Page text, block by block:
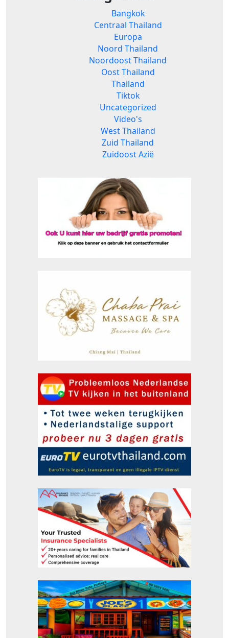
Bangkok
Centraal Thailand
Europa
Noord Thailand
Noordoost Thailand
Oost Thailand
Thailand
Tiktok
Uncategorized
Video's
West Thailand
Zuid Thailand
Zuidoost Azië